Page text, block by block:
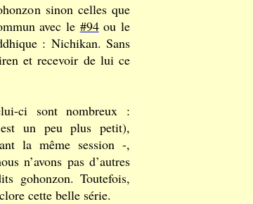
sinon celles que
avec le #94ou le
: Nichikan. Sans
et recevoir de lui ce
ci sont nombreux :
est un peu plus petit),
la même session -,
n’avons pas d’autres
gohonzon. Toutefois,
cette belle série.